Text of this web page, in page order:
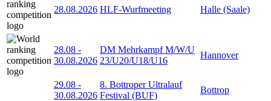
28.08.2026 HLF-Wurfmeeting Halle (Saale)
28.08 -
30.08.2026
DM Mehrkampf M/W/U
23/U20/U18/U16
Hannover
29.08 -
30.08.2026
8. Bottroper Ultralauf
Festival (BUF)
Bottrop